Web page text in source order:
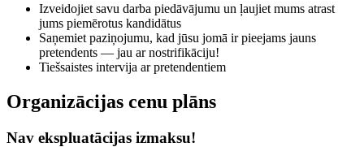
Izveidojiet savu darba piedāvājumu un ļaujiet mums atrast
jums piemērotus kandidātus
Saņemiet paziņojumu, kad jūsu jomā ir pieejams jauns
pretendents — jau ar nostrifikāciju!
Tiešsaistes intervija ar pretendentiem
Organizācijas cenu plāns
Nav ekspluatācijas izmaksu!